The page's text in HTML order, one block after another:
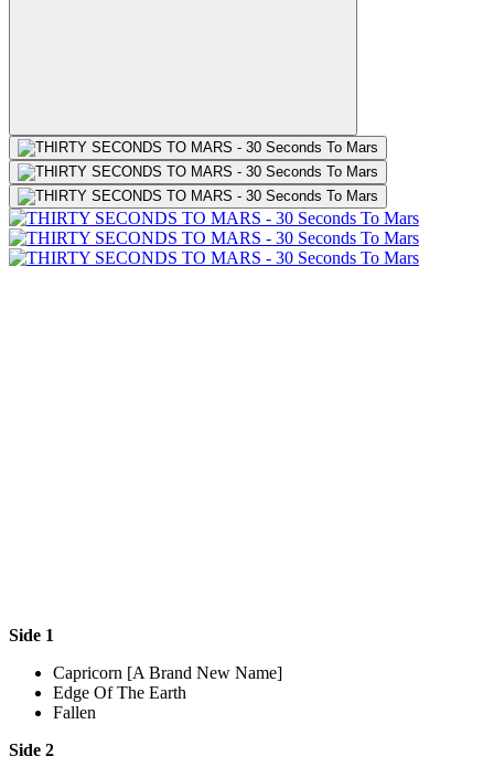
Side 1
Capricorn [A Brand New Name]
Edge Of The Earth
Fallen
Side 2